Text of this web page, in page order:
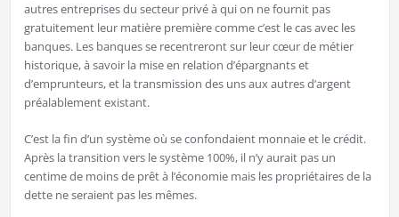
autres entreprises du secteur privé à qui on ne fournit pas
gratuitement leur matière première comme c’est le cas avec les
banques. Les banques se recentreront sur leur cœur de métier
historique, à savoir la mise en relation d’épargnants et
d’emprunteurs, et la transmission des uns aux autres d’argent
préalablement existant.
C’est la fin d’un système où se confondaient monnaie et le crédit.
Après la transition vers le système 100%, il n’y aurait pas un
centime de moins de prêt à l’économie mais les propriétaires de la
dette ne seraient pas les mêmes.